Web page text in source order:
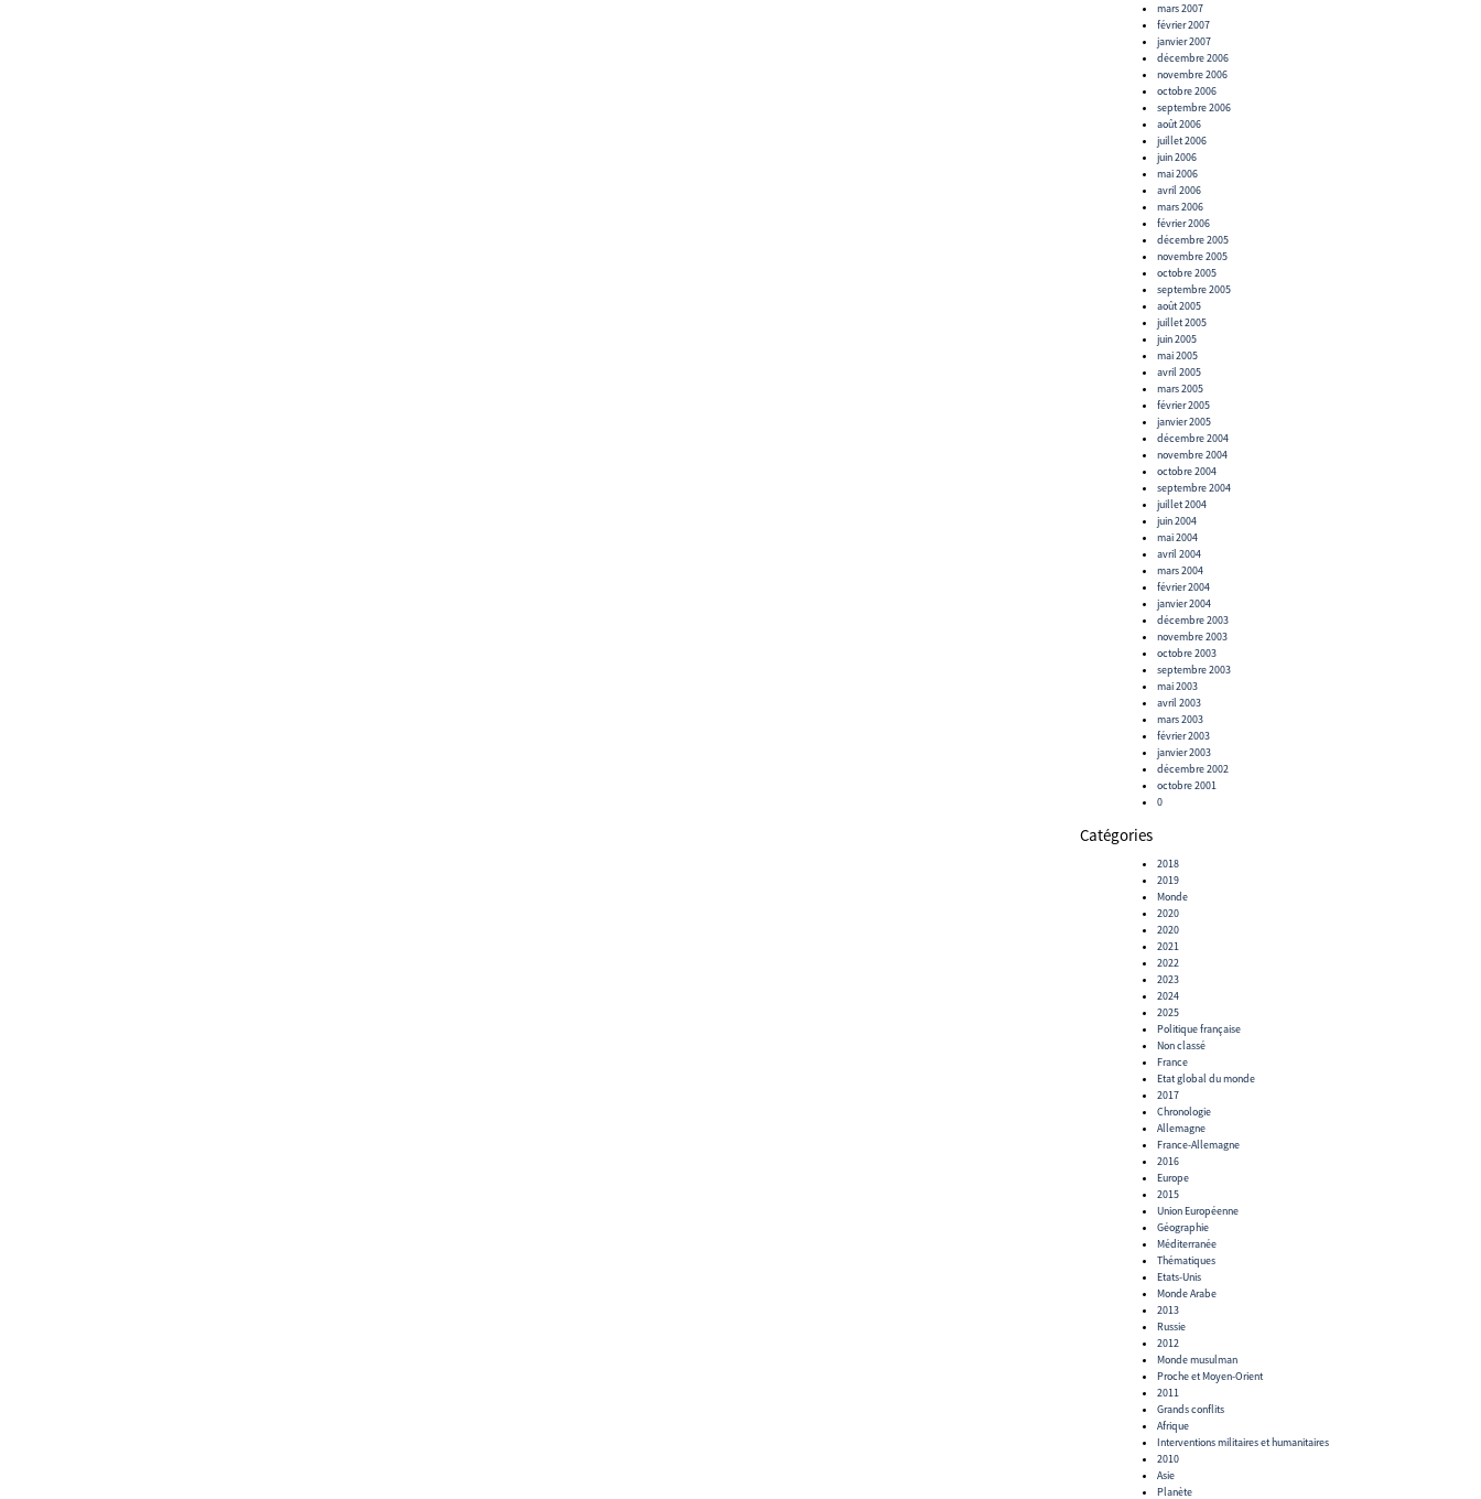
mars 2007
février 2007
janvier 2007
décembre 2006
novembre 2006
octobre 2006
septembre 2006
août 2006
juillet 2006
juin 2006
mai 2006
avril 2006
mars 2006
février 2006
décembre 2005
novembre 2005
octobre 2005
septembre 2005
août 2005
juillet 2005
juin 2005
mai 2005
avril 2005
mars 2005
février 2005
janvier 2005
décembre 2004
novembre 2004
octobre 2004
septembre 2004
juillet 2004
juin 2004
mai 2004
avril 2004
mars 2004
février 2004
janvier 2004
décembre 2003
novembre 2003
octobre 2003
septembre 2003
mai 2003
avril 2003
mars 2003
février 2003
janvier 2003
décembre 2002
octobre 2001
0
Catégories
2018
2019
Monde
2020
2020
2021
2022
2023
2024
2025
Politique française
Non classé
France
Etat global du monde
2017
Chronologie
Allemagne
France-Allemagne
2016
Europe
2015
Union Européenne
Géographie
Méditerranée
Thématiques
Etats-Unis
Monde Arabe
2013
Russie
2012
Monde musulman
Proche et Moyen-Orient
2011
Grands conflits
Afrique
Interventions militaires et humanitaires
2010
Asie
Planète